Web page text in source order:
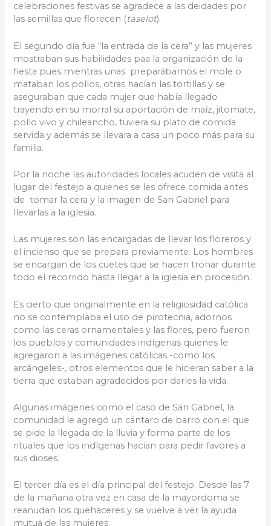
celebraciones festivas se agradece a las deidades por
las semillas que florecen (taselot).
El segundo día fue “la entrada de la cera” y las mujeres
mostraban sus habilidades paa la organización de la
fiesta pues mientras unas preparábamos el mole o
mataban los pollos, otras hacían las tortillas y se
aseguraban que cada mujer que había llegado
trayendo en su morral su aportación de maíz, jitomate,
pollo vivo y chileancho, tuviera su plato de comida
servida y además se llevara a casa un poco más para su
familia.
Por la noche las autoridades locales acuden de visita al
lugar del festejo a quienes se les ofrece comida antes
de tomar la cera y la imagen de San Gabriel para
llevarlas a la iglesia.
Las mujeres son las encargadas de llevar los floreros y
el incienso que se prepara previamente. Los hombres
se encargan de los cuetes que se hacen tronar durante
todo el recorrido hasta llegar a la iglesia en procesión.
Es cierto que originalmente en la religiosidad católica
no se contemplaba el uso de pirotecnia, adornos
como las ceras ornamentales y las flores, pero fueron
los pueblos y comunidades indígenas quienes le
agregaron a las imágenes católicas -como los
arcángeles-, otros elementos que le hicieran saber a la
tierra que estaban agradecidos por darles la vida.
Algunas imágenes como el caso de San Gabriel, la
comunidad le agregó un cántaro de barro con el que
se pide la llegada de la lluvia y forma parte de los
rituales que los indígenas hacían para pedir favores a
sus dioses.
El tercer día es el día principal del festejo. Desde las 7
de la mañana otra vez en casa de la mayordoma se
reanudan los quehaceres y se vuelve a ver la ayuda
mutua de las mujeres.